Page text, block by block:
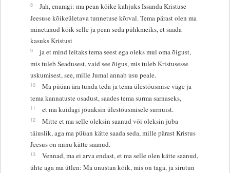
8
Jah, enamgi: ma pean kõike kahjuks Issanda Kristuse
Jeesuse kõikeületava tunnetuse kõrval. Tema pärast olen ma
minetanud kõik selle ja pean seda pühkmeiks, et saada
kasuks Kristust
9
ja et mind leitaks tema seest ega oleks mul oma õigust,
mis tuleb Seadusest, vaid see õigus, mis tuleb Kristusesse
uskumisest, see, mille Jumal annab usu peale.
10
Ma püüan ära tunda teda ja tema ülestõusmise väge ja
tema kannatuste osadust, saades tema surma sarnaseks,
11 et ma kuidagi jõuaksin ülestõusmisele surnuist.
12
Mitte et ma selle oleksin saanud või oleksin juba
täiuslik, aga ma püüan kätte saada seda, mille pärast Kristus
Jeesus on minu kätte saanud.
13
Vennad, ma ei arva endast, et ma selle olen kätte saanud,
ühte aga ma ütlen: Ma unustan kõik, mis on taga, ja sirutun